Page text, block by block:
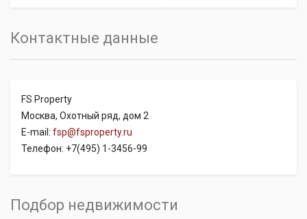
Контактные данные
FS Property
Москва, Охотный ряд, дом 2
E-mail: fsp@fsproperty.ru
Телефон: +7(495) 1-3456-99
Подбор недвижимости